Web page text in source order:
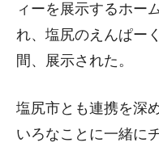
ィーを展示するホー
れ、塩尻のえんぱー
間、展示された。
塩尻市とも連携を深
いろなことに一緒に